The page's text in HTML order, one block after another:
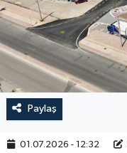
Paylaş
01.07.2026 - 12:32
RESMİ İLAN